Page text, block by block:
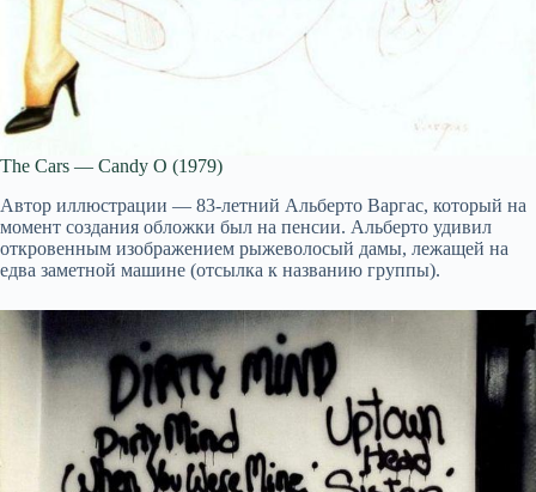
The Cars — Candy O (1979)
Автор иллюстрации — 83-летний Альберто Варгас, который на
момент создания обложки был на пенсии. Альберто удивил
откровенным изображением рыжеволосый дамы, лежащей на
едва заметной машине (отсылка к названию группы).